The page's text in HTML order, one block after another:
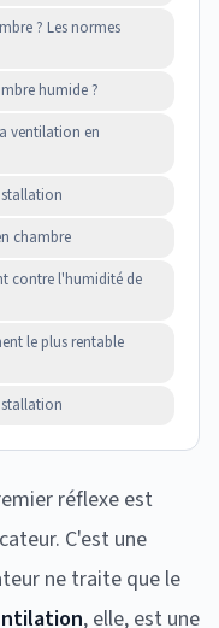
? Les normes
humide ?
ventilation en
chambre
contre l'humidité de
le plus rentable
réflexe est
C'est une
ne traite que le
, elle, est une